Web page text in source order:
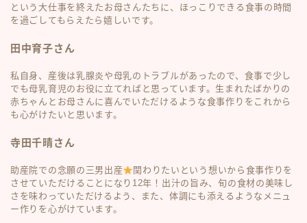
という大仕事を終えたお母さんたちに、ほっこりできる食事の時間
を過ごしてもらえたら嬉しいです。
田中育子さん
私自身、産後は乳腺炎や母乳のトラブルがあったので、食事で少し
でも母乳育児のお役に立てればと思っています。生まれたばかりの
赤ちゃんとお母さんに喜んでいただけるような食事作りをこれから
も心がけたいと思います。
寺田千晴さん
助産院での念願の三男出産
関わりたいという想いから食事作りを
させていただけることになり12年！出汁の旨み、旬の食材の美味し
さを味わっていただけるよう、また、体調にも添えるようなメニュ
ー作りを心がけています。